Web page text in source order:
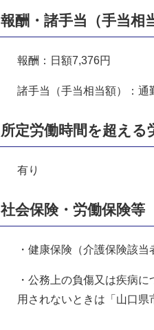
報酬・諸手当（手当相
報酬：日額7,376円
諸手当（手当相当額）：通
所定労働時間を超える
有り
社会保険・労働保険等
・健康保険（介護保険該
・公務上の負傷又は疾病
用されないときは「山口県